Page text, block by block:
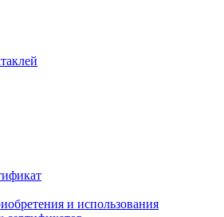
и использования